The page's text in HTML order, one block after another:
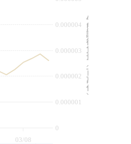
03/08
0
0.000001
0.000002
0.000003
0.000004
牛
熊
證
街
貨
量
︵
百
萬
份
︶